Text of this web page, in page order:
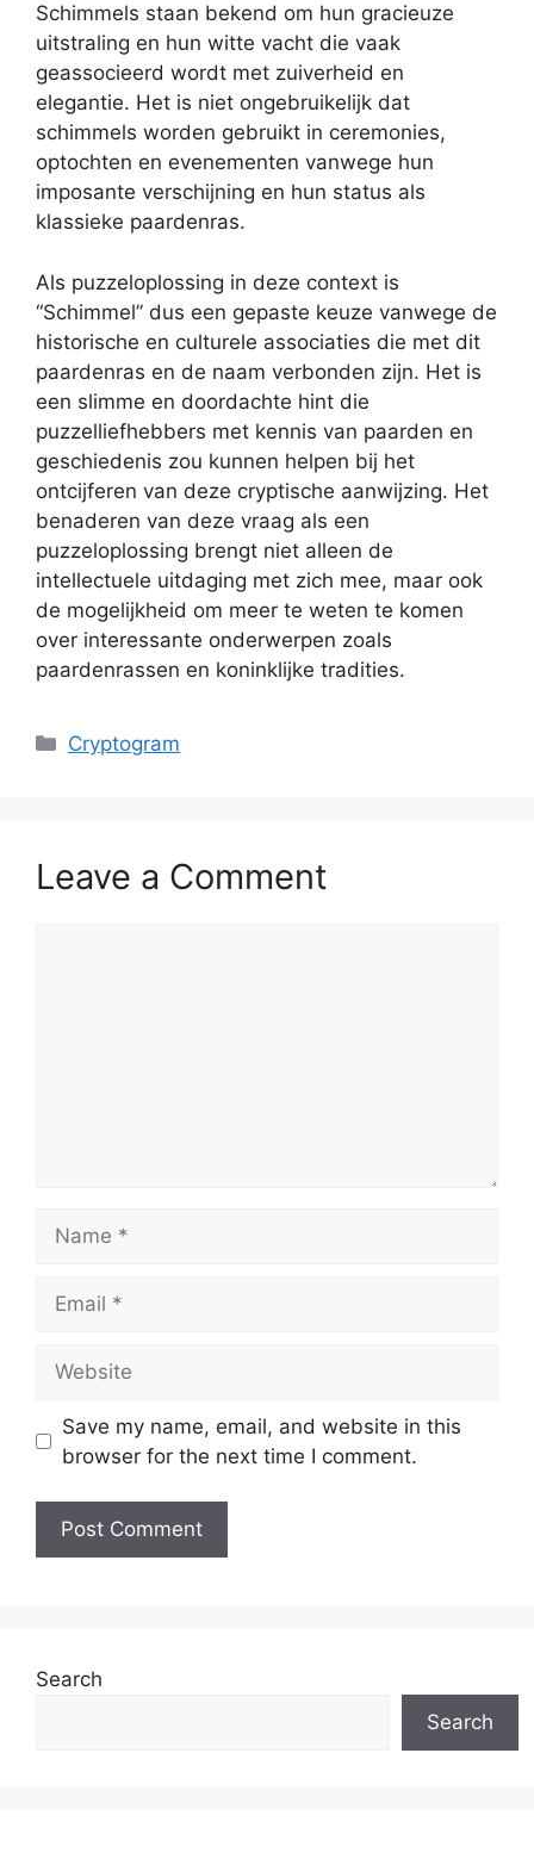
Schimmels staan bekend om hun gracieuze
uitstraling en hun witte vacht die vaak
geassocieerd wordt met zuiverheid en
elegantie. Het is niet ongebruikelijk dat
schimmels worden gebruikt in ceremonies,
optochten en evenementen vanwege hun
imposante verschijning en hun status als
klassieke paardenras.
Als puzzeloplossing in deze context is
“Schimmel” dus een gepaste keuze vanwege de
historische en culturele associaties die met dit
paardenras en de naam verbonden zijn. Het is
een slimme en doordachte hint die
puzzelliefhebbers met kennis van paarden en
geschiedenis zou kunnen helpen bij het
ontcijferen van deze cryptische aanwijzing. Het
benaderen van deze vraag als een
puzzeloplossing brengt niet alleen de
intellectuele uitdaging met zich mee, maar ook
de mogelijkheid om meer te weten te komen
over interessante onderwerpen zoals
paardenrassen en koninklijke tradities.
Categories
Cryptogram
Leave a Comment
Save my name, email, and website in this
browser for the next time I comment.
Search
Search